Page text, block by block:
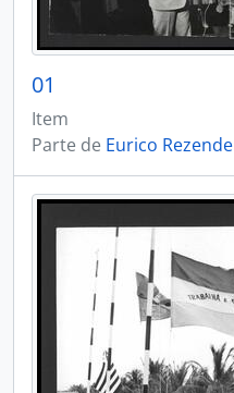
01
Item
Parte de Eurico Rezende